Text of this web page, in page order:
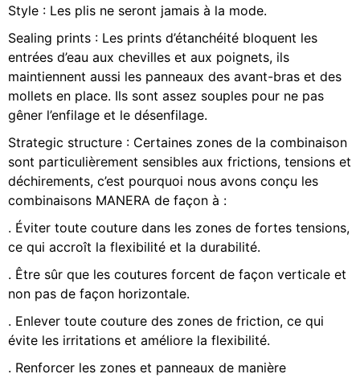
Style : Les plis ne seront jamais à la mode.
Sealing prints : Les prints d’étanchéité bloquent les
entrées d’eau aux chevilles et aux poignets, ils
maintiennent aussi les panneaux des avant-bras et des
mollets en place. Ils sont assez souples pour ne pas
gêner l’enfilage et le désenfilage.
Strategic structure : Certaines zones de la combinaison
sont particulièrement sensibles aux frictions, tensions et
déchirements, c’est pourquoi nous avons conçu les
combinaisons MANERA de façon à :
. Éviter toute couture dans les zones de fortes tensions,
ce qui accroît la flexibilité et la durabilité.
. Être sûr que les coutures forcent de façon verticale et
non pas de façon horizontale.
. Enlever toute couture des zones de friction, ce qui
évite les irritations et améliore la flexibilité.
. Renforcer les zones et panneaux de manière